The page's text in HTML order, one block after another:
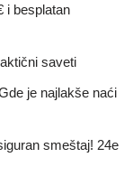
i besplatan
saveti
je najlakše naći
smeštaj! 24e